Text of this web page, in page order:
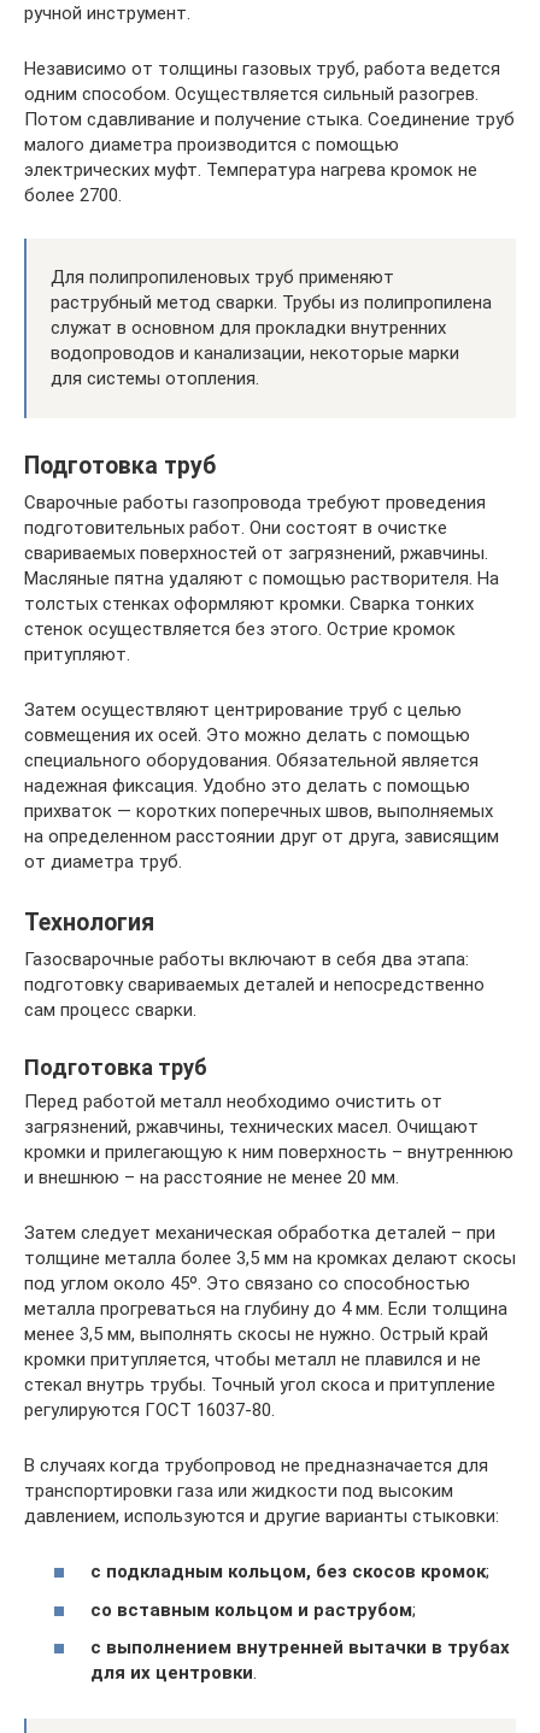
ручной инструмент.
Независимо от толщины газовых труб, работа ведется
одним способом. Осуществляется сильный разогрев.
Потом сдавливание и получение стыка. Соединение труб
малого диаметра производится с помощью
электрических муфт. Температура нагрева кромок не
более 2700.
Для полипропиленовых труб применяют
раструбный метод сварки. Трубы из полипропилена
служат в основном для прокладки внутренних
водопроводов и канализации, некоторые марки
для системы отопления.
Подготовка труб
Сварочные работы газопровода требуют проведения
подготовительных работ. Они состоят в очистке
свариваемых поверхностей от загрязнений, ржавчины.
Масляные пятна удаляют с помощью растворителя. На
толстых стенках оформляют кромки. Сварка тонких
стенок осуществляется без этого. Острие кромок
притупляют.
Затем осуществляют центрирование труб с целью
совмещения их осей. Это можно делать с помощью
специального оборудования. Обязательной является
надежная фиксация. Удобно это делать с помощью
прихваток — коротких поперечных швов, выполняемых
на определенном расстоянии друг от друга, зависящим
от диаметра труб.
Технология
Газосварочные работы включают в себя два этапа:
подготовку свариваемых деталей и непосредственно
сам процесс сварки.
Подготовка труб
Перед работой металл необходимо очистить от
загрязнений, ржавчины, технических масел. Очищают
кромки и прилегающую к ним поверхность – внутреннюю
и внешнюю – на расстояние не менее 20 мм.
Затем следует механическая обработка деталей – при
толщине металла более 3,5 мм на кромках делают скосы
под углом около 45º. Это связано со способностью
металла прогреваться на глубину до 4 мм. Если толщина
менее 3,5 мм, выполнять скосы не нужно. Острый край
кромки притупляется, чтобы металл не плавился и не
стекал внутрь трубы. Точный угол скоса и притупление
регулируются ГОСТ 16037-80.
В случаях когда трубопровод не предназначается для
транспортировки газа или жидкости под высоким
давлением, используются и другие варианты стыковки:
с подкладным кольцом, без скосов кромок;
со вставным кольцом и раструбом;
с выполнением внутренней вытачки в трубах
для их центровки.